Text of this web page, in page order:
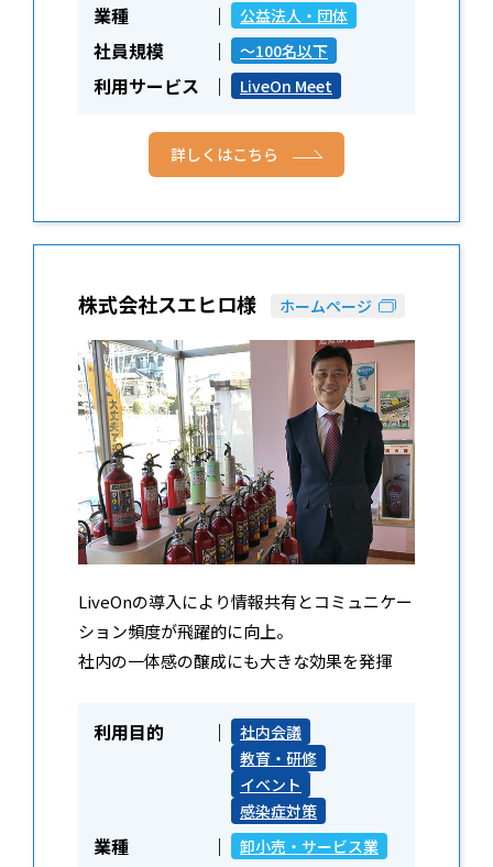
業種 公益法人・団体
社員規模 ～100名以下
利用サービス LiveOn Meet
詳しくはこちら
株式会社スエヒロ様 ホームページ
LiveOnの導入により情報共有とコミュニケー
ション頻度が飛躍的に向上。
社内の一体感の醸成にも大きな効果を発揮
利用目的
社内会議
教育・研修
イベント
感染症対策
業種 卸小売・サービス業